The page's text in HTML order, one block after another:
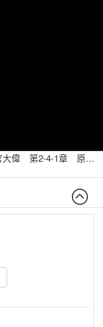
原住民生態知識與社區自然資源管理－官大偉 第2-4-1章 原住民生態知識研究的認識論思考 - 知識和文化的關係(一)